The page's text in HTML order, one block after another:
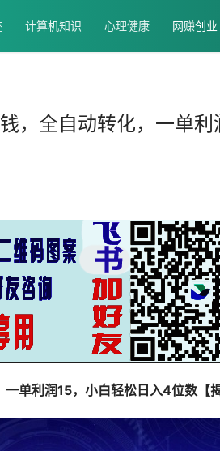
计算机知识 心理健康 网赚创业
，全自动转化，一单利
单利润15，小白轻松日入4位数【揭